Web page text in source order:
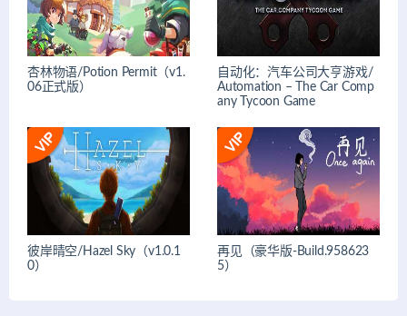
杏林物语/Potion Permit（v1.
06正式版）
自动化：汽车公司大亨游戏/
Automation – The Car Comp
any Tycoon Game
彼岸晴空/Hazel Sky（v1.0.1
0）
再见（豪华版-Build.958623
5）